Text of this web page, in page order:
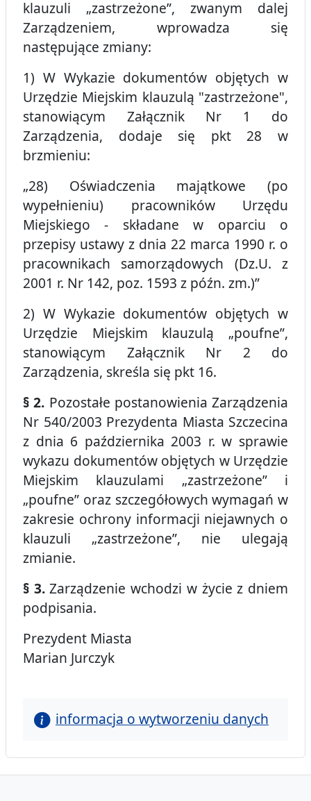
klauzuli „zastrzeżone”, zwanym dalej
Zarządzeniem, wprowadza się
następujące zmiany:
1) W Wykazie dokumentów objętych w
Urzędzie Miejskim klauzulą "zastrzeżone",
stanowiącym Załącznik Nr 1 do
Zarządzenia, dodaje się pkt 28 w
brzmieniu:
„28) Oświadczenia majątkowe (po
wypełnieniu) pracowników Urzędu
Miejskiego - składane w oparciu o
przepisy ustawy z dnia 22 marca 1990 r. o
pracownikach samorządowych (Dz.U. z
2001 r. Nr 142, poz. 1593 z późn. zm.)”
2) W Wykazie dokumentów objętych w
Urzędzie Miejskim klauzulą „poufne”,
stanowiącym Załącznik Nr 2 do
Zarządzenia, skreśla się pkt 16.
§ 2. Pozostałe postanowienia Zarządzenia
Nr 540/2003 Prezydenta Miasta Szczecina
z dnia 6 października 2003 r. w sprawie
wykazu dokumentów objętych w Urzędzie
Miejskim klauzulami „zastrzeżone” i
„poufne” oraz szczegółowych wymagań w
zakresie ochrony informacji niejawnych o
klauzuli „zastrzeżone”, nie ulegają
zmianie.
§ 3.Zarządzenie wchodzi w życie z dniem
podpisania.
Prezydent Miasta
Marian Jurczyk
informacja o wytworzeniu danych